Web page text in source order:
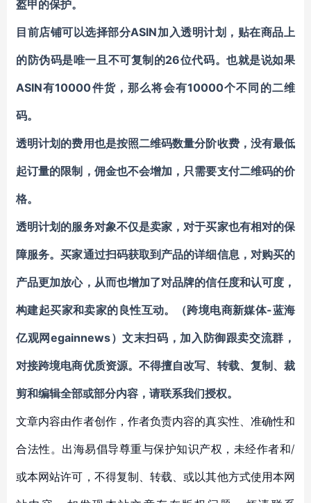
盔甲的保护。
目前店铺可以选择部分ASIN加入透明计划，贴在商品上
的防伪码是唯一且不可复制的26位代码。也就是说如果
ASIN有10000件货，那么将会有10000个不同的二维
码。
透明计划的费用也是按照二维码数量分阶收费， 没有最低
起订量的限制，佣金也不会增加，只需要支付二维码的价
格。
透明计划的服务对象不仅是卖家，对于买家也有相对的保
障服务。买家通过扫码获取到产品的详细信息，对购买的
产品更加放心，从而也增加了对品牌的信任度和认可度，
构建起买家和卖家的良性互动。（跨境电商新媒体-蓝海
亿观网egainnews）文末扫码，加入防御跟卖交流群，
对接跨境电商优质资源。不得擅自改写、转载、复制、裁
剪和编辑全部或部分内容，请联系我们授权。
文章内容由作者创作，作者负责内容的真实性、准确性和
合法性。出海易倡导尊重与保护知识产权，未经作者和/
或本网站许可，不得复制、转载、或以其他方式使用本网